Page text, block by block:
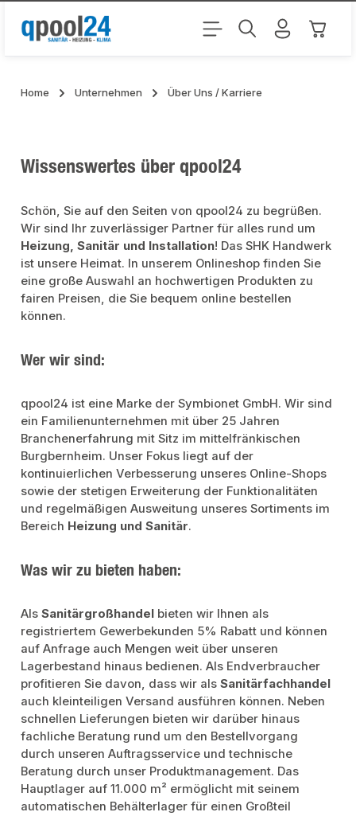
Zum Hauptinhalt springen
Home Unternehmen Über Uns / Karriere
Wissenswertes über qpool24
Schön, Sie auf den Seiten von qpool24 zu begrüßen.
Wir sind Ihr zuverlässiger Partner für alles rund um
Heizung, Sanitär und Installation! Das SHK Handwerk
ist unsere Heimat. In unserem Onlineshop finden Sie
eine große Auswahl an hochwertigen Produkten zu
fairen Preisen, die Sie bequem online bestellen
können.
Wer wir sind:
qpool24 ist eine Marke der Symbionet GmbH. Wir sind
ein Familienunternehmen mit über 25 Jahren
Branchenerfahrung mit Sitz im mittelfränkischen
Burgbernheim. Unser Fokus liegt auf der
kontinuierlichen Verbesserung unseres Online-Shops
sowie der stetigen Erweiterung der Funktionalitäten
und regelmäßigen Ausweitung unseres Sortiments im
Bereich Heizung und Sanitär.
Was wir zu bieten haben:
AlsSanitärgroßhandel bieten wir Ihnen als
registriertem Gewerbekunden 5% Rabatt und können
auf Anfrage auch Mengen weit über unseren
Lagerbestand hinaus bedienen. Als Endverbraucher
profitieren Sie davon, dass wir alsSanitärfachhandel
auch kleinteiligen Versand ausführen können. Neben
schnellen Lieferungen bieten wir darüber hinaus
fachliche Beratung rund um den Bestellvorgang
durch unseren Auftragsservice und technische
Beratung durch unser Produktmanagement. Das
Hauptlager auf 11.000 m² ermöglicht mit seinem
automatischen Behälterlager für einen Großteil